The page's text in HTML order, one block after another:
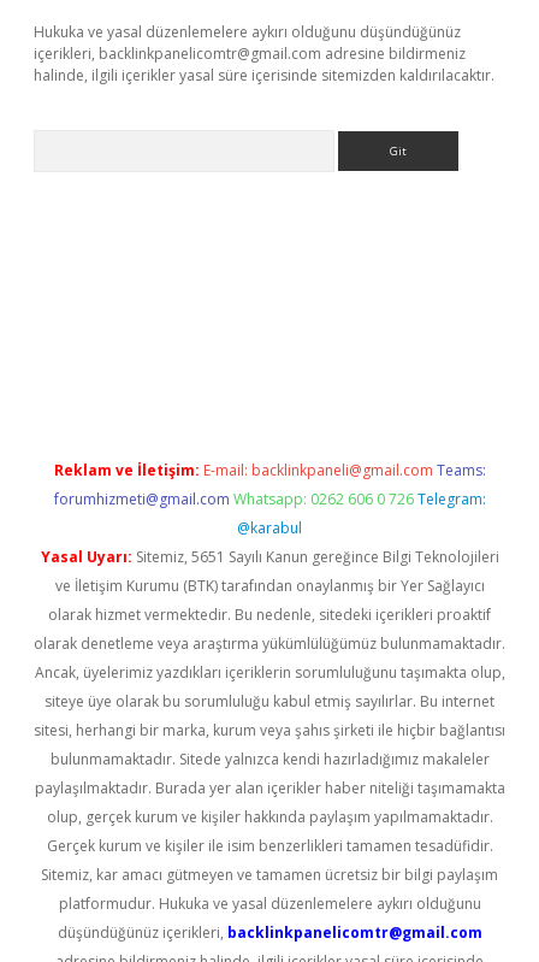
Hukuka ve yasal düzenlemelere aykırı olduğunu düşündüğünüz
içerikleri, backlinkpanelicomtr@gmail.com adresine bildirmeniz
halinde, ilgili içerikler yasal süre içerisinde sitemizden kaldırılacaktır.
Reklam ve İletişim: E-mail: backlinkpaneli@gmail.com Teams:
forumhizmeti@gmail.com Whatsapp: 0262 606 0 726 Telegram:
@karabul
Yasal Uyarı: Sitemiz, 5651 Sayılı Kanun gereğince Bilgi Teknolojileri
ve İletişim Kurumu (BTK) tarafından onaylanmış bir Yer Sağlayıcı
olarak hizmet vermektedir. Bu nedenle, sitedeki içerikleri proaktif
olarak denetleme veya araştırma yükümlülüğümüz bulunmamaktadır.
Ancak, üyelerimiz yazdıkları içeriklerin sorumluluğunu taşımakta olup,
siteye üye olarak bu sorumluluğu kabul etmiş sayılırlar. Bu internet
sitesi, herhangi bir marka, kurum veya şahıs şirketi ile hiçbir bağlantısı
bulunmamaktadır. Sitede yalnızca kendi hazırladığımız makaleler
paylaşılmaktadır. Burada yer alan içerikler haber niteliği taşımamakta
olup, gerçek kurum ve kişiler hakkında paylaşım yapılmamaktadır.
Gerçek kurum ve kişiler ile isim benzerlikleri tamamen tesadüfidir.
Sitemiz, kar amacı gütmeyen ve tamamen ücretsiz bir bilgi paylaşım
platformudur. Hukuka ve yasal düzenlemelere aykırı olduğunu
düşündüğünüz içerikleri, backlinkpanelicomtr@gmail.com